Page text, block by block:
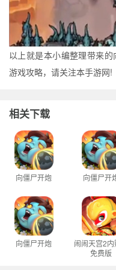
以上就是本小编整理带来
游戏攻略，请关注本手游网!
相关下载
向僵尸开炮 向僵尸开
向僵尸开炮
闹闹天宫2内
免费版